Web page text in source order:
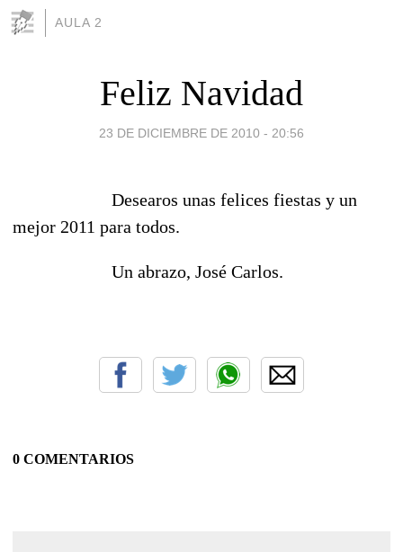
AULA 2
Feliz Navidad
23 DE DICIEMBRE DE 2010 - 20:56
Desearos unas felices fiestas y un
mejor 2011 para todos.
Un abrazo, José Carlos.
0 COMENTARIOS